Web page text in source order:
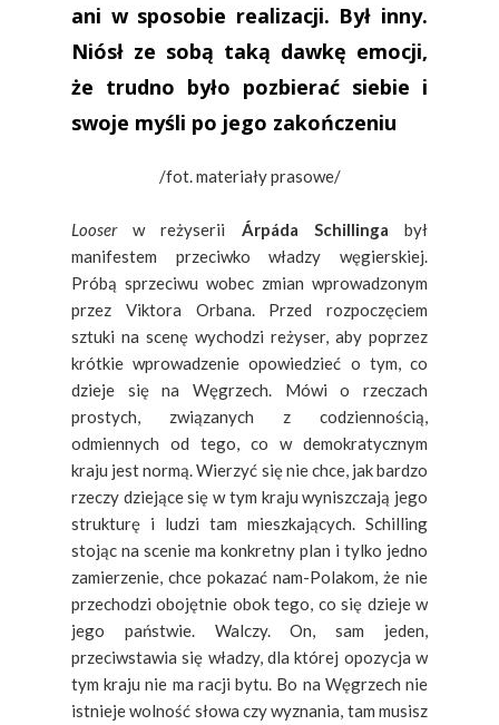
ani w sposobie realizacji. Był inny.
Niósł ze sobą taką dawkę emocji,
że trudno było pozbierać siebie i
swoje myśli po jego zakończeniu
/fot. materiały prasowe/
Looserw reżyserii Árpáda Schillinga był
manifestem przeciwko władzy węgierskiej.
Próbą sprzeciwu wobec zmian wprowadzonym
przez Viktora Orbana. Przed rozpoczęciem
sztuki na scenę wychodzi reżyser, aby poprzez
krótkie wprowadzenie opowiedzieć o tym, co
dzieje się na Węgrzech. Mówi o rzeczach
prostych, związanych z codziennością,
odmiennych od tego, co w demokratycznym
kraju jest normą. Wierzyć się nie chce, jak bardzo
rzeczy dziejące się w tym kraju wyniszczają jego
strukturę i ludzi tam mieszkających. Schilling
stojąc na scenie ma konkretny plan i tylko jedno
zamierzenie, chce pokazać nam-Polakom, że nie
przechodzi obojętnie obok tego, co się dzieje w
jego państwie. Walczy. On, sam jeden,
przeciwstawia się władzy, dla której opozycja w
tym kraju nie ma racji bytu. Bo na Węgrzech nie
istnieje wolność słowa czy wyznania, tam musisz